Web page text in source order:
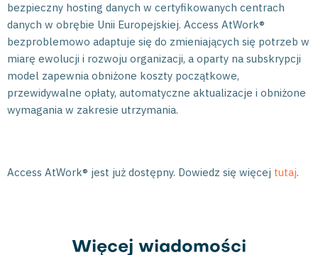
bezpieczny hosting danych w certyfikowanych centrach
danych w obrębie Unii Europejskiej. Access AtWork®
bezproblemowo adaptuje się do zmieniających się potrzeb w
miarę ewolucji i rozwoju organizacji, a oparty na subskrypcji
model zapewnia obniżone koszty początkowe,
przewidywalne opłaty, automatyczne aktualizacje i obniżone
wymagania w zakresie utrzymania.
Access AtWork® jest już dostępny. Dowiedz się więcej tutaj.
Więcej wiadomości